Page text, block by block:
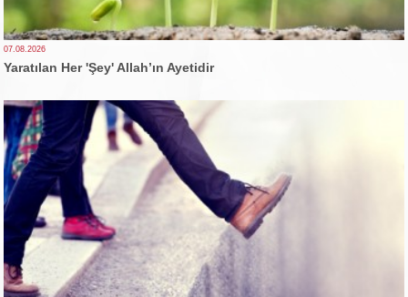
07.08.2026
Yaratılan Her 'Şey' Allah’ın Ayetidir